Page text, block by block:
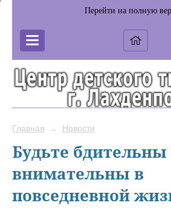
Перейти на полную
Главная → Новости
Будьте
внимательны в
повседневной